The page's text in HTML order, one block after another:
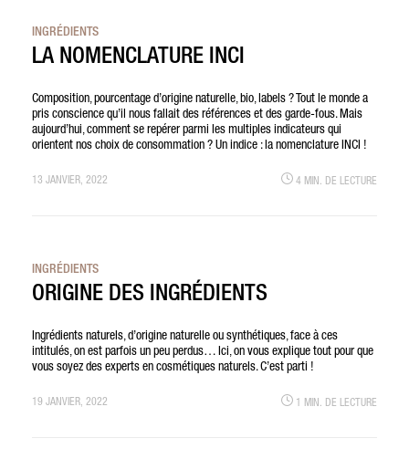
INGRÉDIENTS
LA NOMENCLATURE INCI
Composition, pourcentage d’origine naturelle, bio, labels ? Tout le monde a
pris conscience qu’il nous fallait des références et des garde-fous. Mais
aujourd’hui, comment se repérer parmi les multiples indicateurs qui
orientent nos choix de consommation ? Un indice : la nomenclature INCI !
13 JANVIER, 2022 4 MIN. DE LECTURE
INGRÉDIENTS
ORIGINE DES INGRÉDIENTS
Ingrédients naturels, d’origine naturelle ou synthétiques, face à ces
intitulés, on est parfois un peu perdus… Ici, on vous explique tout pour que
vous soyez des experts en cosmétiques naturels. C’est parti !
19 JANVIER, 2022 1 MIN. DE LECTURE